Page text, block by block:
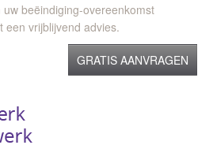
beëindiging-overeenkomst
een vrijblijvend advies.
GRATIS AANVRAGEN